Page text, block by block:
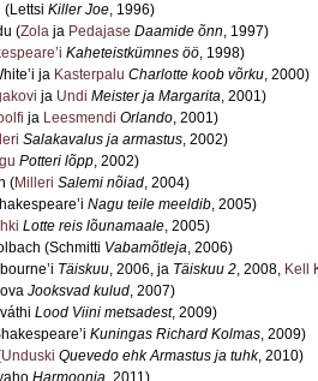
(Lettsi Killer Joe, 1996)
(Zola ja Pedajase Daamide õnn, 1997)
Kaheteistkümnes öö, 1998)
ja Kasterpalu Charlotte koob võrku, 2000)
ja Undi Meister ja Margarita, 2001)
ja Leesmendi Orlando, 2001)
Salakavalus ja armastus, 2002)
Potteri lõpp, 2002)
(Milleri Salemi nõiad, 2004)
Nagu teile meeldib, 2005)
Lotte reis lõunamaale, 2005)
(Schmitti Vabamõtleja, 2006)
Täiskuu, 2006, ja Täiskuu 2, 2008, Kell
Jooksvad kulud, 2007)
Lood Viini metsadest, 2009)
Kuningas Richard Kolmas, 2009)
Unduski Quevedo ehk Armastus ja tuhk, 2010)